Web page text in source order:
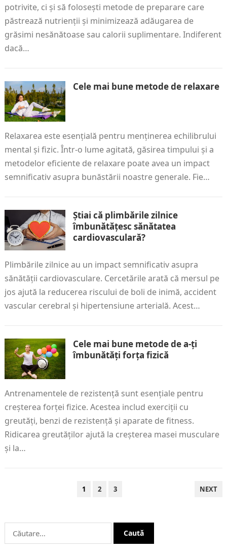
potrivite, ci și să folosești metode de preparare care
păstrează nutrienții și minimizează adăugarea de
grăsimi nesănătoase sau calorii suplimentare. Indiferent
dacă…
Cele mai bune metode de relaxare
Relaxarea este esențială pentru menținerea echilibrului
mental și fizic. Într-o lume agitată, găsirea timpului și a
metodelor eficiente de relaxare poate avea un impact
semnificativ asupra bunăstării noastre generale. Fie…
Știai că plimbările zilnice
îmbunătățesc sănătatea
cardiovasculară?
Plimbările zilnice au un impact semnificativ asupra
sănătății cardiovasculare. Cercetările arată că mersul pe
jos ajută la reducerea riscului de boli de inimă, accident
vascular cerebral și hipertensiune arterială. Acest…
Cele mai bune metode de a-ți
îmbunătăți forța fizică
Antrenamentele de rezistență sunt esențiale pentru
creșterea forței fizice. Acestea includ exerciții cu
greutăți, benzi de rezistență și aparate de fitness.
Ridicarea greutăților ajută la creșterea masei musculare
și la…
1 2 3 NEXT
Caută
după: